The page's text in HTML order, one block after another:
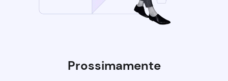
Prossimamente